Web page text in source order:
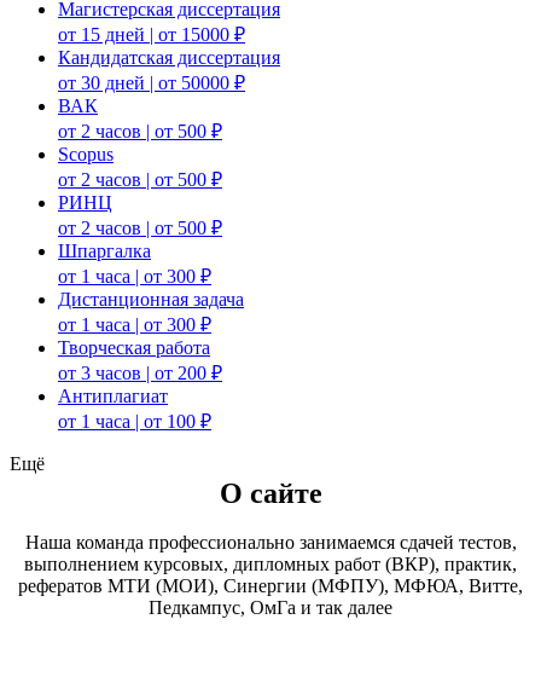
Магистерская диссертация
от 15 дней | от 15000 ₽
Кандидатская диссертация
от 30 дней | от 50000 ₽
ВАК
от 2 часов | от 500 ₽
Scopus
от 2 часов | от 500 ₽
РИНЦ
от 2 часов | от 500 ₽
Шпаргалка
от 1 часа | от 300 ₽
Дистанционная задача
от 1 часа | от 300 ₽
Творческая работа
от 3 часов | от 200 ₽
Антиплагиат
от 1 часа | от 100 ₽
Ещё
О сайте
Наша команда профессионально занимаемся сдачей тестов,
выполнением курсовых, дипломных работ (ВКР), практик,
рефератов МТИ (МОИ), Синергии (МФПУ), МФЮА, Витте,
Педкампус, ОмГа и так далее